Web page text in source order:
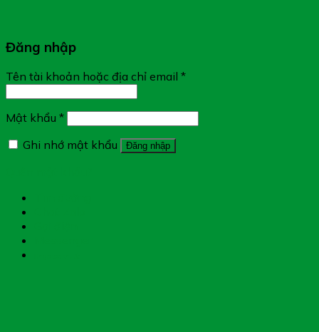
Đăng nhập
Tên tài khoản hoặc địa chỉ email *
Mật khẩu *
Ghi nhớ mật khẩu
Đăng nhập